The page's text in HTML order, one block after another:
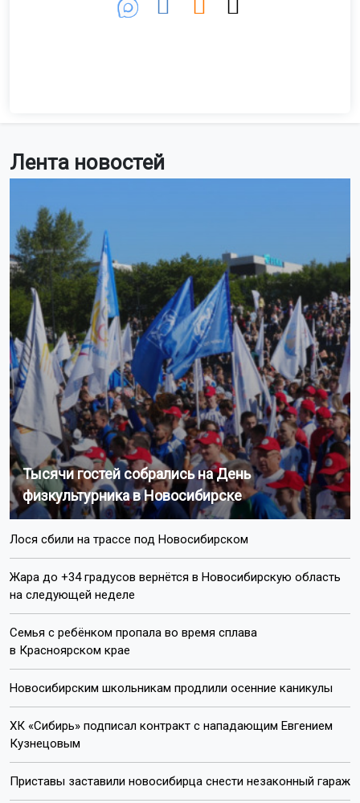
Лента новостей
Тысячи гостей собрались на День
физкультурника в Новосибирске
Лося сбили на трассе под Новосибирском
Жара до +34 градусов вернётся в Новосибирскую область
на следующей неделе
Семья с ребёнком пропала во время сплава
в Красноярском крае
Новосибирским школьникам продлили осенние каникулы
ХК «Сибирь» подписал контракт с нападающим Евгением
Кузнецовым
Приставы заставили новосибирца снести незаконный гараж